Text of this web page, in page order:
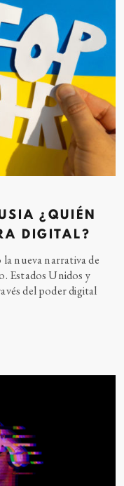
¿QUIÉN
DIGITAL?
nueva narrativa de
Estados Unidos y
del poder digital